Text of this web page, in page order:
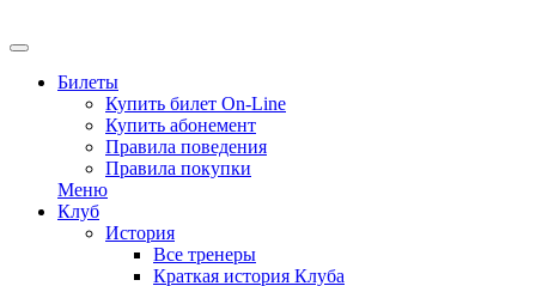
Билеты
Купить билет On-Line
Купить абонемент
Правила поведения
Правила покупки
Меню
Клуб
История
Все тренеры
Краткая история Клуба